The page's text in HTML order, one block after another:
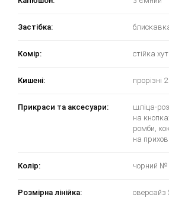
Застібка:
Комір: стійка
Кишені: прорізні
Прикраси та аксесуари:
шліца-
на
ромби,
на
Колір: чорний №
Розмірна лінійка: оверсайз